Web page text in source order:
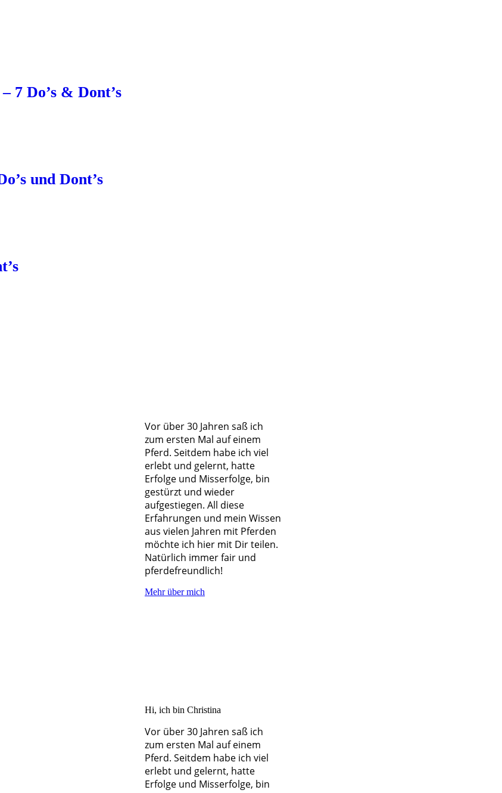
7 Do’s & Dont’s
und Dont’s
Vor über 30 Jahren saß ich
zum ersten Mal auf einem
Pferd. Seitdem habe ich viel
erlebt und gelernt, hatte
Erfolge und Misserfolge, bin
gestürzt und wieder
aufgestiegen. All diese
Erfahrungen und mein Wissen
aus vielen Jahren mit Pferden
möchte ich hier mit Dir teilen.
Natürlich immer fair und
pferdefreundlich!
Mehr über mich
Hi, ich bin Christina
Vor über 30 Jahren saß ich
zum ersten Mal auf einem
Pferd. Seitdem habe ich viel
erlebt und gelernt, hatte
Erfolge und Misserfolge, bin